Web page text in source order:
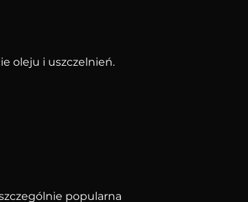
oleju i uszczelnień.
popularna